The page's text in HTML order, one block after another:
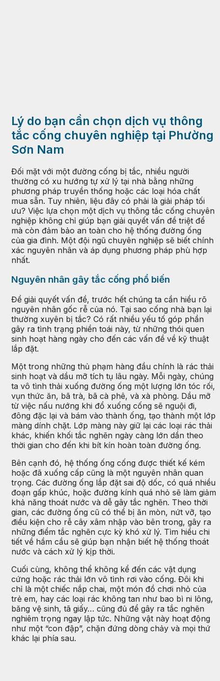
Lý do bạn cần chọn dịch vụ thông
tắc cống chuyên nghiệp tại Phường
Sơn Nam
Đối mặt với một đường cống bị tắc, nhiều người
thường có xu hướng tự xử lý tại nhà bằng những
phương pháp truyền thống hoặc các loại hóa chất
mua sẵn. Tuy nhiên, liệu đây có phải là giải pháp tối
ưu? Việc lựa chọn một dịch vụ thông tắc cống chuyên
nghiệp không chỉ giúp bạn giải quyết vấn đề triệt để
mà còn đảm bảo an toàn cho hệ thống đường ống
của gia đình. Một đội ngũ chuyên nghiệp sẽ biết chính
xác nguyên nhân và áp dụng phương pháp phù hợp
nhất.
Nguyên nhân gây tắc cống phổ biến
Để giải quyết vấn đề, trước hết chúng ta cần hiểu rõ
nguyên nhân gốc rễ của nó. Tại sao cống nhà bạn lại
thường xuyên bị tắc? Có rất nhiều yếu tố góp phần
gây ra tình trạng phiền toái này, từ những thói quen
sinh hoạt hàng ngày cho đến các vấn đề về kỹ thuật
lắp đặt.
Một trong những thủ phạm hàng đầu chính là rác thải
sinh hoạt và dầu mỡ tích tụ lâu ngày. Mỗi ngày, chúng
ta vô tình thải xuống đường ống một lượng lớn tóc rối,
vụn thức ăn, bã trà, bã cà phê, và xà phòng. Dầu mỡ
từ việc nấu nướng khi đổ xuống cống sẽ nguội đi,
đông đặc lại và bám vào thành ống, tạo thành một lớp
màng dính chặt. Lớp màng này giữ lại các loại rác thải
khác, khiến khối tắc nghẽn ngày càng lớn dần theo
thời gian cho đến khi bít kín hoàn toàn đường ống.
Bên cạnh đó, hệ thống ống cống được thiết kế kém
hoặc đã xuống cấp cũng là một nguyên nhân quan
trọng. Các đường ống lắp đặt sai độ dốc, có quá nhiều
đoạn gấp khúc, hoặc đường kính quá nhỏ sẽ làm giảm
khả năng thoát nước và dễ gây tắc nghẽn. Theo thời
gian, các đường ống cũ có thể bị ăn mòn, nứt vỡ, tạo
điều kiện cho rễ cây xâm nhập vào bên trong, gây ra
những điểm tắc nghẽn cực kỳ khó xử lý. Tìm hiểu chi
tiết về hầm cầu sẽ giúp bạn nhận biết hệ thống thoát
nước và cách xử lý kịp thời.
Cuối cùng, không thể không kể đến các vật dụng
cứng hoặc rác thải lớn vô tình rơi vào cống. Đôi khi
chỉ là một chiếc nắp chai, một món đồ chơi nhỏ của
trẻ em, hay các loại rác không tan như bao bì ni lông,
băng vệ sinh, tã giấy… cũng đủ để gây ra tắc nghẽn
nghiêm trọng ngay lập tức. Những vật này hoạt động
như một “con đập”, chặn đứng dòng chảy và mọi thứ
khác lại phía sau.